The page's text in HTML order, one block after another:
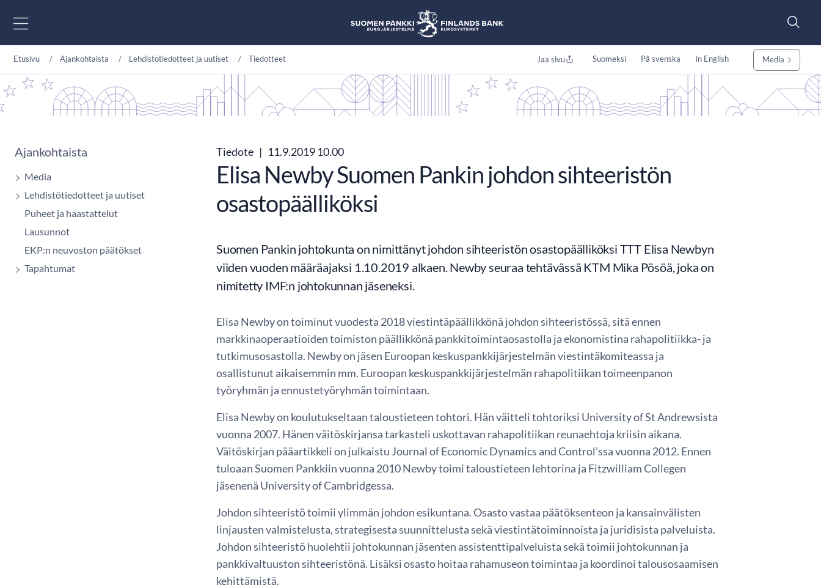
Etusivu Ajankohtaista Lehdistötiedotteet ja uutiset Tiedotteet Jaa sivu Suomeksi På svenska In English Media
Ajankohtaista
Media
Lehdistötiedotteet ja uutiset
Puheet ja haastattelut
Lausunnot
EKP:n neuvoston päätökset
Tapahtumat
Tiedote | 11.9.2019 10.00
Elisa Newby Suomen Pankin johdon sihteeristön
osastopäälliköksi
Suomen Pankin johtokunta on nimittänyt johdon sihteeristön osastopäälliköksi TTT Elisa Newbyn
viiden vuoden määräajaksi 1.10.2019 alkaen. Newby seuraa tehtävässä KTM Mika Pösöä, joka on
nimitetty IMF:n johtokunnan jäseneksi.
Elisa Newby on toiminut vuodesta 2018 viestintäpäällikkönä johdon sihteeristössä, sitä ennen
markkinaoperaatioiden toimiston päällikkönä pankkitoimintaosastolla ja ekonomistina rahapolitiikka- ja
tutkimusosastolla. Newby on jäsen Euroopan keskuspankkijärjestelmän viestintäkomiteassa ja
osallistunut aikaisemmin mm. Euroopan keskuspankkijärjestelmän rahapolitiikan toimeenpanon
työryhmän ja ennustetyöryhmän toimintaan.
Elisa Newby on koulutukseltaan taloustieteen tohtori. Hän väitteli tohtoriksi University of St Andrewsista
vuonna 2007. Hänen väitöskirjansa tarkasteli uskottavan rahapolitiikan reunaehtoja kriisin aikana.
Väitöskirjan pääartikkeli on julkaistu Journal of Economic Dynamics and Control’ssa vuonna 2012. Ennen
tuloaan Suomen Pankkiin vuonna 2010 Newby toimi taloustieteen lehtorina ja Fitzwilliam Collegen
jäsenenä University of Cambridgessa.
Johdon sihteeristö toimii ylimmän johdon esikuntana. Osasto vastaa päätöksenteon ja kansainvälisten
linjausten valmistelusta, strategisesta suunnittelusta sekä viestintätoiminnoista ja juridisista palveluista.
Johdon sihteeristö huolehtii johtokunnan jäsenten assistenttipalveluista sekä toimii johtokunnan ja
pankkivaltuuston sihteeristönä. Lisäksi osasto hoitaa rahamuseon toimintaa ja koordinoi talousosaamisen
kehittämistä.